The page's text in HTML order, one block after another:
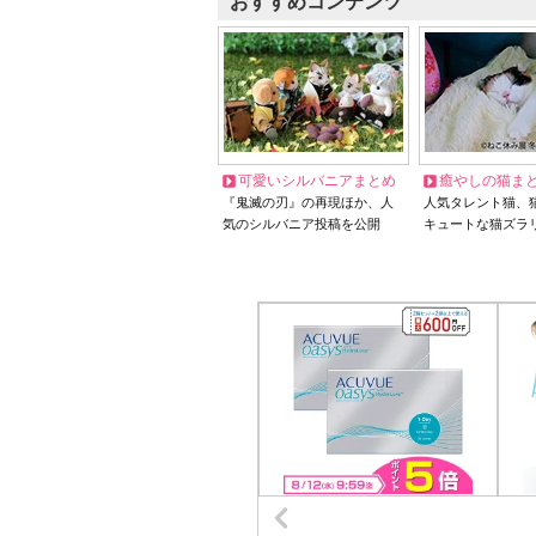
可愛いシルバニアまとめ
『鬼滅の刃』の再現ほか、人
気のシルバニア投稿を公開
癒やしの猫ま
人気タレント猫
キュートな猫ズラ